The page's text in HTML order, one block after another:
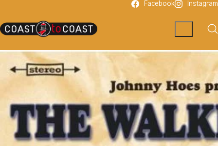
Facebook Instagram